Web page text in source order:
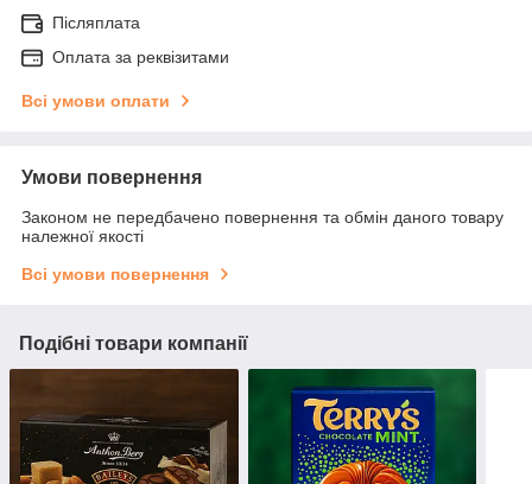
Післяплата
Оплата за реквізитами
Всі умови оплати
Умови повернення
Законом не передбачено повернення та обмін даного товару
належної якості
Всі умови повернення
Подібні товари компанії